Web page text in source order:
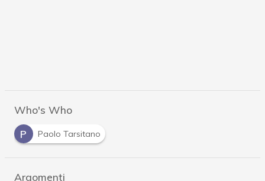
Who's Who
P
Paolo Tarsitano
Argomenti